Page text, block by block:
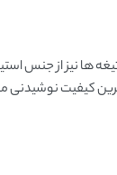
ها نیز از جنس
کیفیت نوشیدنی